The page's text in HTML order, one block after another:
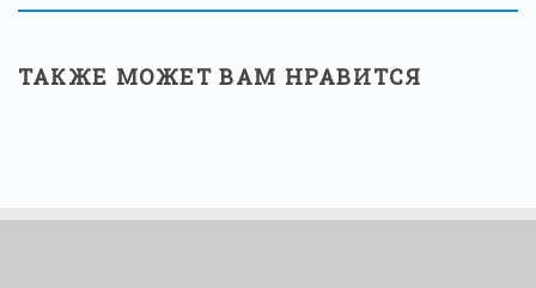
ТАКЖЕ МОЖЕТ ВАМ НРАВИТСЯ